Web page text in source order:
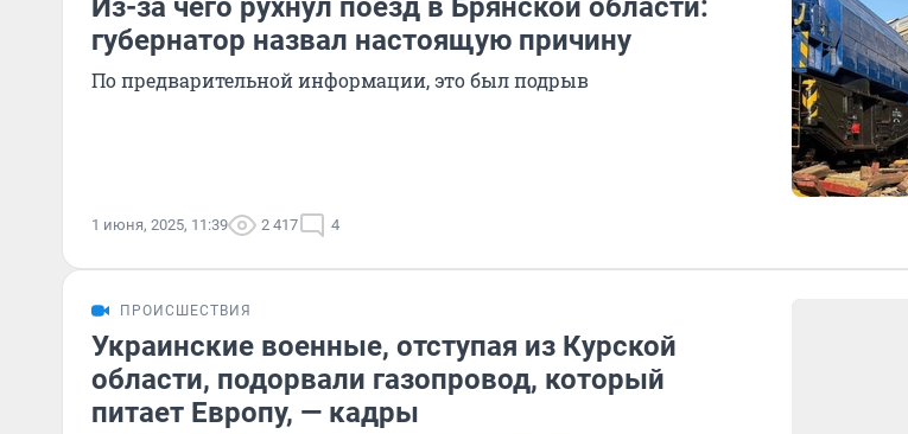
Из-за чего рухнул поезд в Брянской области:
губернатор назвал настоящую причину
По предварительной информации, это был подрыв
1 июня, 2025, 11:39 2 417 4
ПРОИСШЕСТВИЯ
Украинские военные, отступая из Курской
области, подорвали газопровод, который
питает Европу, — кадры